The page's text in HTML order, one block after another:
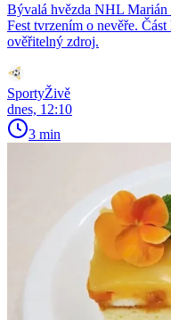
Bývalá hvězda NHL
Fest tvrzením o nevěře.
ověřitelný zdroj.
SportyŽivě
dnes, 12:10
3 min